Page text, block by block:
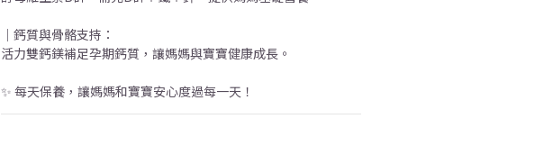
｜鈣質與骨骼支持：
活力雙鈣鎂補足孕期鈣質，讓媽媽與寶寶健康成長。
✨ 每天保養，讓媽媽和寶寶安心度過每一天！